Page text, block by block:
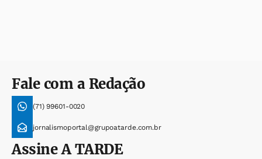
Fale com a Redação
(71) 99601-0020
jornalismoportal@grupoatarde.com.br
AssineA TARDE